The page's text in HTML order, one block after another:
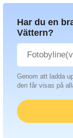
Har du en
Vättern?
Genom att ladda
den får visas på